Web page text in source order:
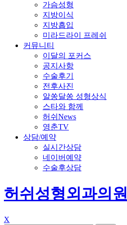
가슴성형
지방이식
지방흡입
미라드라이 프레쉬
커뮤니티
이달의 포커스
공지사항
수술후기
전후사진
알쏭달쏭 성형상식
스타와 함께
허쉬News
영춘TV
상담/예약
실시간상담
네이버예약
수술후상담
허쉬성형외과의원
X